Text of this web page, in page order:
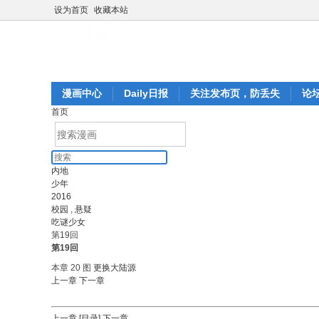
设为首页 收藏本站
漫画中心 Daily日报 关注发布页，防丢失 论
首页
内地
少年
2016
校园 , 悬疑
吃谜少女
第19回
第19回
本章 20 图 更换大陆源
上一章 下一章